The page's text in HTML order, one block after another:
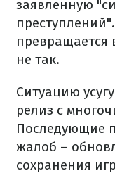
заявленную
превращается
не так.
Ситуацию
релиз с
Последующие
жалоб –
сохранения